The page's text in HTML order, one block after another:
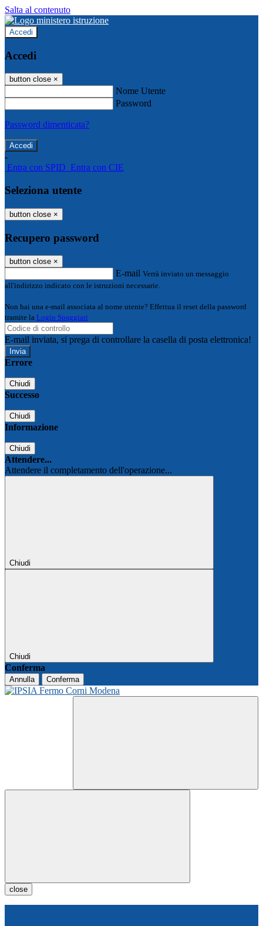
Salta al contenuto
Accedi
Accedi
button close ×
Nome Utente
Password
Password dimenticata?
-
Entra con SPID Entra con CIE
Seleziona utente
button close ×
Recupero password
button close ×
E-mail Verrà inviato un messaggio
all'indirizzo indicato con le istruzioni necessarie.
Non hai una e-mail associata al nome utente? Effettua il reset della password
tramite la Login Spaggiari
E-mail inviata, si prega di controllare la casella di posta elettronica!
Errore
Chiudi
Successo
Chiudi
Informazione
Chiudi
Attendere...
Attendere il completamento dell'operazione...
Chiudi
Chiudi
Conferma
Annulla Conferma
close